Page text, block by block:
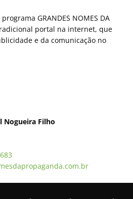
GRANDES NOMES DA
portal na internet, que
e da comunicação no
Nogueira Filho